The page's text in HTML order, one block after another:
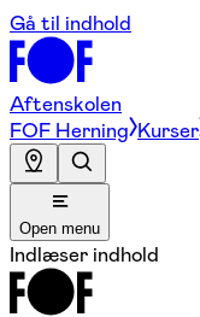
Gå til indhold
Aftenskolen
FOF Herning Kurser
Open menu
Indlæser indhold